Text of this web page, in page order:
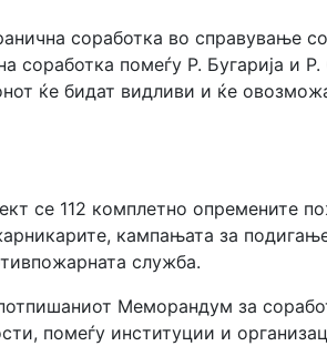
соработка во справување
соработка помеѓу Р. Бугарија и
ќе бидат видливи и ќе
се 112 комплетно опремените
кампањата за
служба.
Меморандум за
помеѓу институции и